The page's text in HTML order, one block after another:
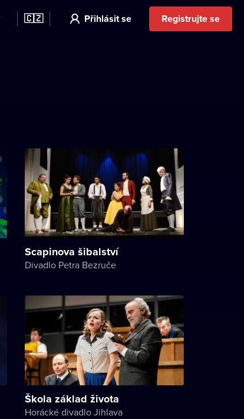
🇨🇿 Přihlásit se Registrujte se
Scapinova šibalství
Divadlo Petra Bezruče
Škola základ života
Horácké divadlo Jihlava